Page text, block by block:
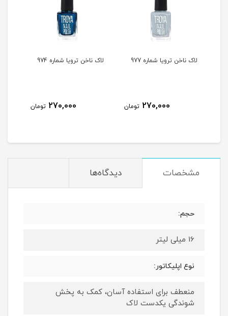
لاک ناخن ترویا شماره 977
270,000 تومان
لاک ناخن ترویا شماره 974
270,000 تومان
مشخصات دیدگاه‌ها
حجم:
16 میلی لیتر
نوع اپلیکاتور:
منعطف برای استفاده آسان، کمک به پخش
شوندگی یکدست لاک